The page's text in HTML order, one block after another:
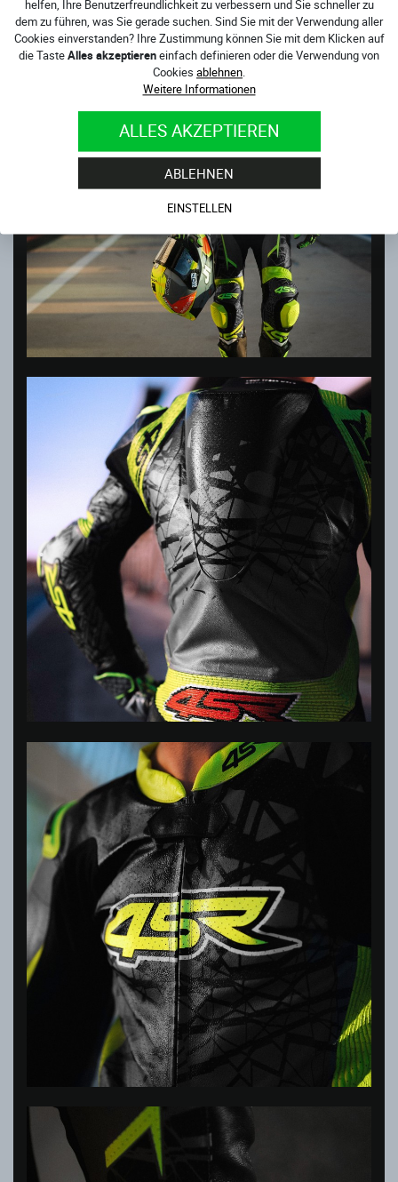
helfen, Ihre Benutzerfreundlichkeit zu verbessern und Sie schneller zu
dem zu führen, was Sie gerade suchen. Sind Sie mit der Verwendung aller
Cookies einverstanden? Ihre Zustimmung können Sie mit dem Klicken auf
die TasteAlles akzeptiereneinfach definieren oder die Verwendung von
Cookies ablehnen.
Weitere Informationen
ALLES AKZEPTIEREN
ABLEHNEN
EINSTELLEN